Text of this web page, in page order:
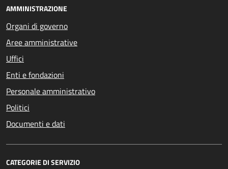
AMMINISTRAZIONE
Organi di governo
Aree amministrative
Uffici
Enti e fondazioni
Personale amministrativo
Politici
Documenti e dati
CATEGORIE DI SERVIZIO